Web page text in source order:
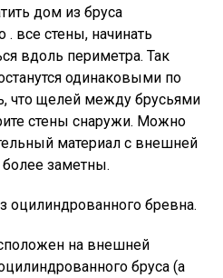
дом из бруса
все стены, начинать
вдоль периметра. Так
одинаковыми по
что щелей между брусьями
стены снаружи. Можно
материал с внешней
заметны.
оцилиндрованного бревна.
на внешней
бруса (а